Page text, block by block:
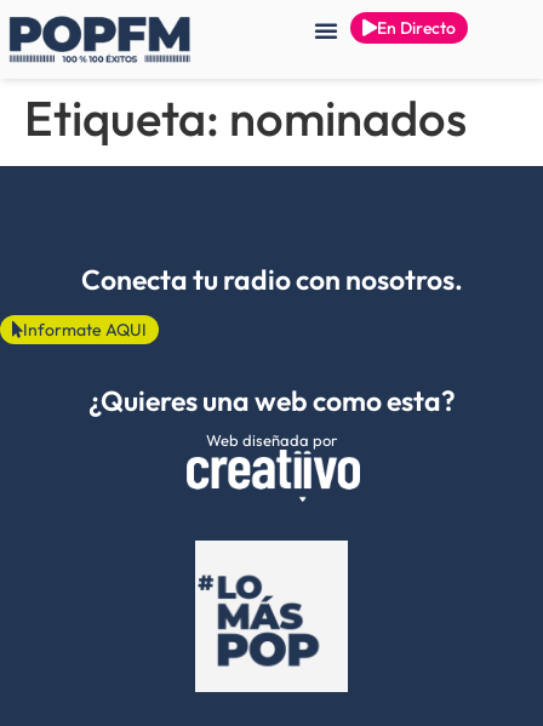
En Directo
Etiqueta: nominados
Conecta tu radio con nosotros.
Informate AQUI
¿Quieres una web como esta?
Web diseñada por